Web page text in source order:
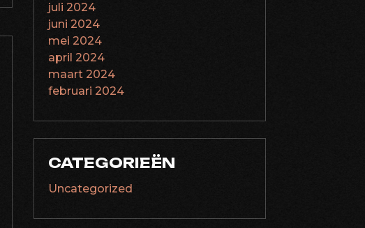
juli 2024
juni 2024
mei 2024
april 2024
maart 2024
februari 2024
CATEGORIEËN
Uncategorized